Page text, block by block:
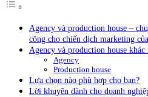
Agency và production house –
công cho chiến dịch marketing
Agency và production house
Agency
Production house
Lựa chọn nào phù hợp cho bạn?
Lời khuyên dành cho doanh